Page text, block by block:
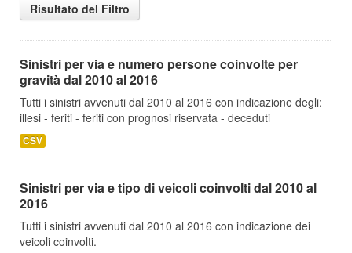
Risultato del Filtro
Sinistri per via e numero persone coinvolte per
gravità dal 2010 al 2016
Tutti i sinistri avvenuti dal 2010 al 2016 con indicazione degli:
illesi - feriti - feriti con prognosi riservata - deceduti
CSV
Sinistri per via e tipo di veicoli coinvolti dal 2010 al
2016
Tutti i sinistri avvenuti dal 2010 al 2016 con indicazione dei
veicoli coinvolti.